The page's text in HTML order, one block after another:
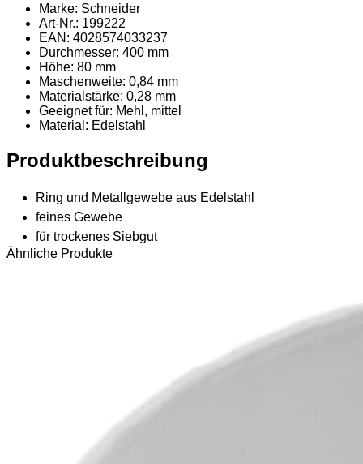
Marke: Schneider
Art-Nr.: 199222
EAN: 4028574033237
Durchmesser: 400 mm
Höhe: 80 mm
Maschenweite: 0,84 mm
Materialstärke: 0,28 mm
Geeignet für: Mehl, mittel
Material : Edelstahl
Produktbeschreibung
Ring und Metallgewebe aus Edelstahl
feines Gewebe
für trockenes Siebgut
Ähnliche Produkte